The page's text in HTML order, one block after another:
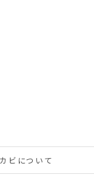
カビについて